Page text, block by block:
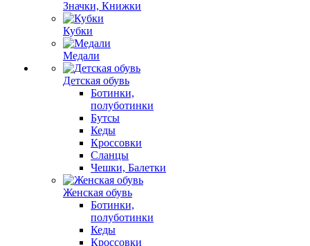
Значки, Книжки
Кубки
Медали
Детская обувь
Ботинки,
полуботинки
Бутсы
Кеды
Кроссовки
Сланцы
Чешки, Балетки
Женская обувь
Ботинки,
полуботинки
Кеды
Кроссовки